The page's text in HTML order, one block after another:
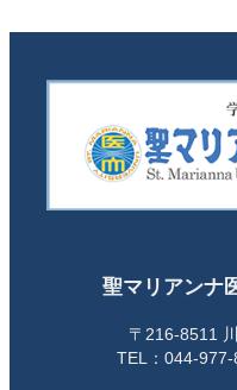
聖マリアンナ
〒216-8511
TEL：044-